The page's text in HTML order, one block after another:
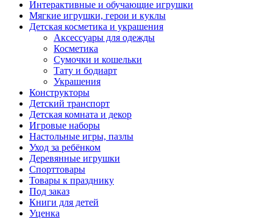
Интерактивные и обучающие игрушки
Мягкие игрушки, герои и куклы
Детская косметика и украшения
Аксессуары для одежды
Косметика
Сумочки и кошельки
Тату и бодиарт
Украшения
Конструкторы
Детский транспорт
Детская комната и декор
Игровые наборы
Настольные игры, пазлы
Уход за ребёнком
Деревянные игрушки
Спорттовары
Товары к празднику
Под заказ
Книги для детей
Уценка